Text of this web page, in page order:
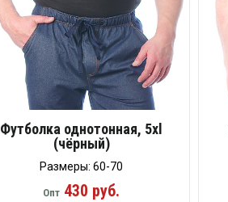
Футболка однотонная, 5xl
(чёрный)
Размеры: 60-70
Опт 430 руб.